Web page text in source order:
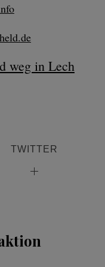
weg in Lech
TWITTER